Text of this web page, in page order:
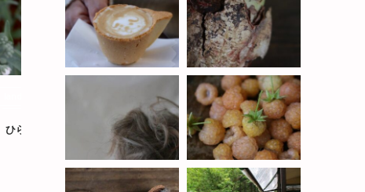
ひらいた
landscape
イエローキャンドル